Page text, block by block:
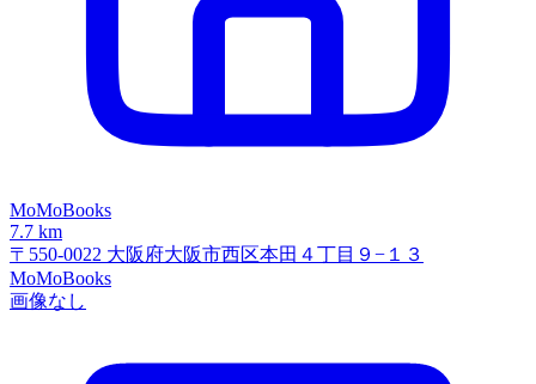
MoMoBooks
7.7 km
〒550-0022 大阪府大阪市西区本田４丁目９−１３
MoMoBooks
画像なし